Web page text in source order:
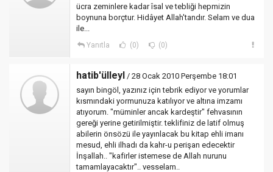
ücra zeminlere kadar îsal ve tebliği hepmizin
boynuna borçtur. Hidâyet Allah'tandır. Selam ve dua
ile...
Yanıtla (0) (0)
hatib'ülleyl / 28 Ocak 2010 Perşembe 18:01
sayın bingöl, yazınız için tebrik ediyor ve yorumlar
kısmındaki yormunuza katılıyor ve altına imzamı
atıyorum. "müminler ancak kardeştir" fehvasının
gereği yerine getirilmiştir. teklifiniz de latif olmuş
abilerin önsözü ile yayınlacak bu kitap ehli imanı
mesud, ehli ilhadı da kahr-u perişan edecektir
İnşallah.. "kafirler istemese de Allah nurunu
tamamlayacaktır".. vesselam..